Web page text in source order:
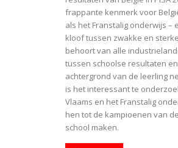
frappante kenmerk voor
als het Franstalig onderwijs –
kloof tussen zwakke en
behoort van alle
tussen schoolse resultaten
achtergrond van de leerling
is het interessant te
Vlaams en het Franstalig
hen tot de kampioenen van
school maken.